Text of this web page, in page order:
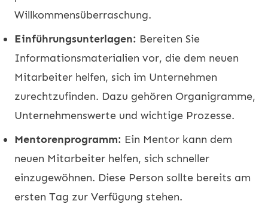
Willkommensüberraschung.
Einführungsunterlagen: Bereiten Sie
Informationsmaterialien vor, die dem neuen
Mitarbeiter helfen, sich im Unternehmen
zurechtzufinden. Dazu gehören Organigramme,
Unternehmenswerte und wichtige Prozesse.
Mentorenprogramm: Ein Mentor kann dem
neuen Mitarbeiter helfen, sich schneller
einzugewöhnen. Diese Person sollte bereits am
ersten Tag zur Verfügung stehen.